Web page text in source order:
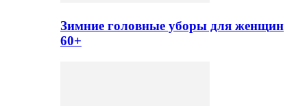
Зимние головные уборы для женщин
60+